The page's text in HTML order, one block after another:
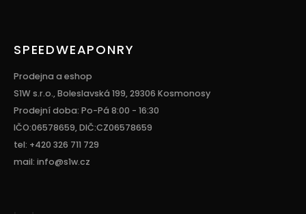
SPEEDWEAPONRY
Prodejna a eshop
S1W s.r.o., Boleslavská 199, 29306 Kosmonosy
Prodejní doba: Po-Pá 8:00 - 16:30
IČO:06578659, DIČ:CZ06578659
tel: +420 326 711 729
mail: info@s1w.cz